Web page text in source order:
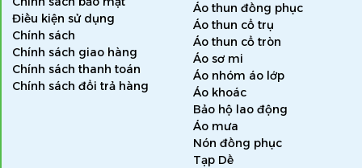
Điều kiện sử dụng
Chính sách
Chính sách giao hàng
Chính sách thanh toán
Chính sách đổi trả hàng
Áo thun đồng phục
Áo thun cổ trụ
Áo thun cổ tròn
Áo sơ mi
Áo nhóm áo lớp
Áo khoác
Bảo hộ lao động
Áo mưa
Nón đồng phục
Tạp Dề